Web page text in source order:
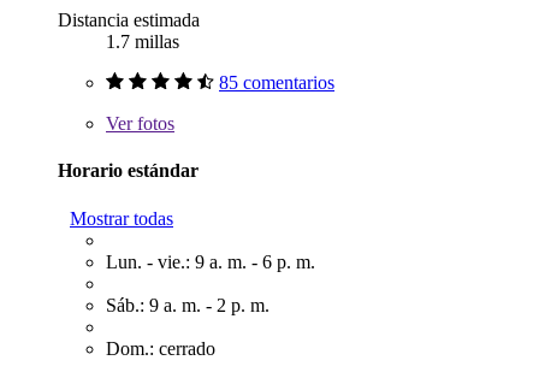
Distancia estimada
1.7 millas
85 comentarios
Verfotos
Horario estándar
Mostrar todas
Lun. - vie.: 9 a. m. - 6 p. m.
Sáb.: 9 a. m. - 2 p. m.
Dom.: cerrado